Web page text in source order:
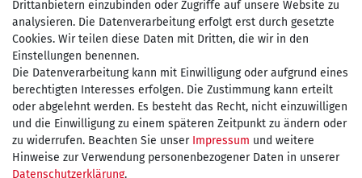
Zahlen Sie bequem per
Wir versenden mit
kostenfreie Lieferung
innerhalb Deutschland ab 75€
Drittanbietern einzubinden oder Zugriffe auf unsere Website zu
analysieren. Die Datenverarbeitung erfolgt erst durch gesetzte
Cookies. Wir teilen diese Daten mit Dritten, die wir in den
Einstellungen benennen.
Die Datenverarbeitung kann mit Einwilligung oder aufgrund eines
berechtigten Interesses erfolgen. Die Zustimmung kann erteilt
oder abgelehnt werden. Es besteht das Recht, nicht einzuwilligen
und die Einwilligung zu einem späteren Zeitpunkt zu ändern oder
zu widerrufen. Beachten Sie unser Impressum und weitere
Hinweise zur Verwendung personenbezogener Daten in unserer
Daten­schutz­erklärung.